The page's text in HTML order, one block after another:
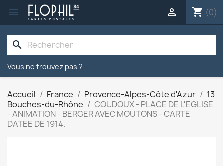
 shopping_cart (0)

search
Vous ne trouvez pas ?
Accueil France Provence-Alpes-Côte d'Azur
13
Bouches-du-Rhône
COUDOUX - PLACE DE L'EGLISE
- ANIMATION - BERGER AVEC MOUTONS - CARTE
DATEE DE 1914.